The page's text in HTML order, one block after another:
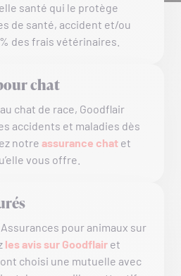
santé qui le protège
de santé, accident et/ou
des frais vétérinaires.
chat
chat de race, Goodflair
accidents et maladies dès
notre assurance chat et
vous offre.
pour animaux sur
les avis sur Goodflair et
choisi une mutuelle avec